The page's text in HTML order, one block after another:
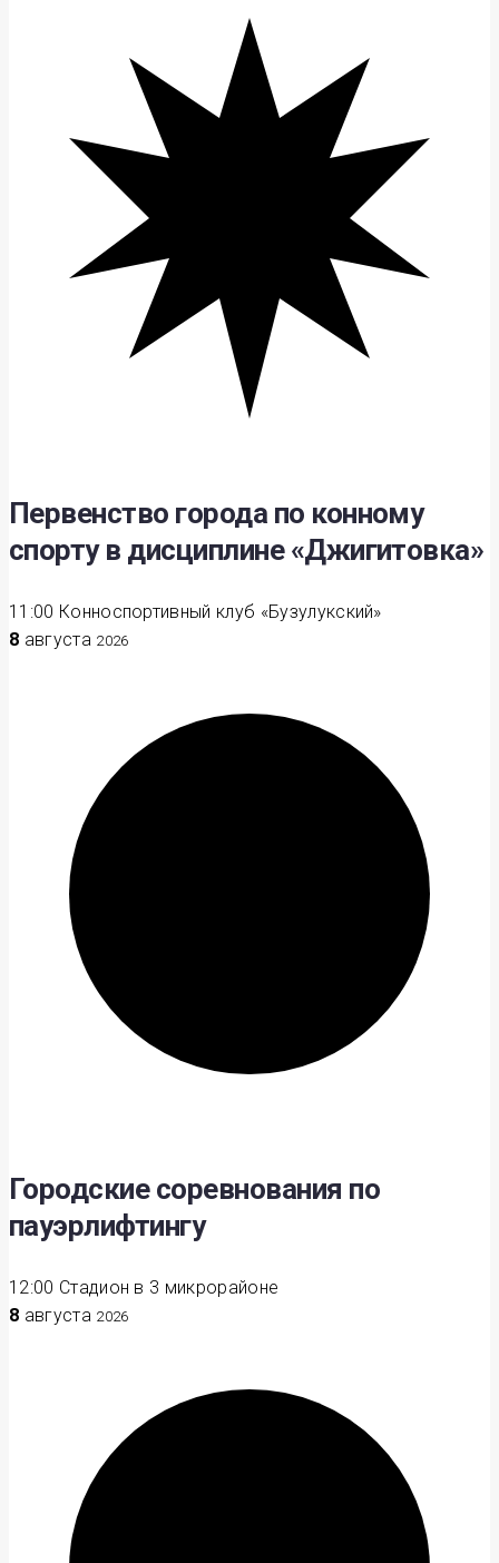
Первенство города по конному
спорту в дисциплине «Джигитовка»
11:00 Конноспортивный клуб «Бузулукский»
8 августа 2026
Городские соревнования по
пауэрлифтингу
12:00 Стадион в 3 микрорайоне
8 августа 2026